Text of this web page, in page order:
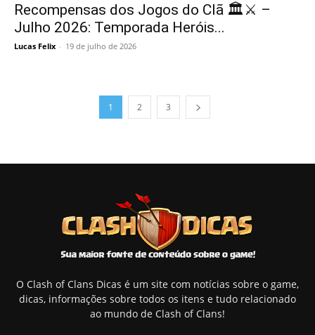
Recompensas dos Jogos do Clã 🏛️⚔️ –
Julho 2026: Temporada Heróis...
Lucas Felix - 19 de julho de 2026
1 2 3
O Clash of Clans Dicas é um site com notícias sobre o game,
dicas, informações sobre todos os itens e tudo relacionado
ao mundo de Clash of Clans!